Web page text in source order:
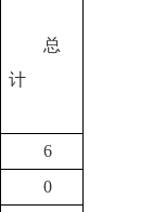
总
计
6
0